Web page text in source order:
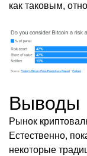
как таковым,
Выводы
Рынок
Естественно,
некоторые